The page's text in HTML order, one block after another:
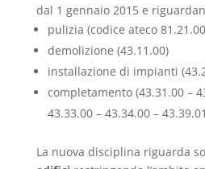
dal 1 gennaio 2015 e
pulizia (codice ateco
demolizione (43.11.00)
installazione di impianti
completamento (43.31.00 –
43.33.00 – 43.34.00 –
La nuova disciplina riguarda